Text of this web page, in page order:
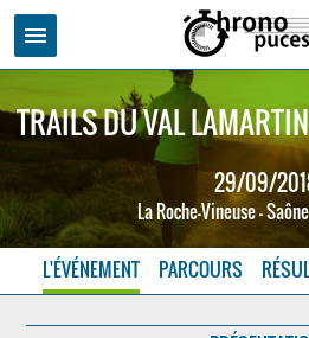
menu
TRAILS DU VAL
29/09/
La Roche-Vineuse -
L'ÉVÉNEMENT PARCOURS